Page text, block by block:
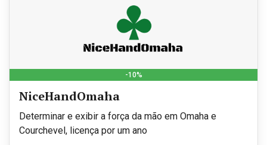
-10%
NiceHandOmaha
Determinar e exibir a força da mão em Omaha e
Courchevel, licença por um ano